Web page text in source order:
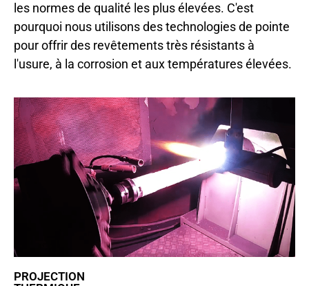
les normes de qualité les plus élevées. C'est
pourquoi nous utilisons des technologies de pointe
pour offrir des revêtements très résistants à
l'usure, à la corrosion et aux températures élevées.
PROJECTION